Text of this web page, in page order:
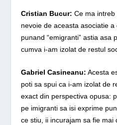
Cristian Bucur: Ce ma
nevoie de aceasta asociatie
punand “emigranti” astia
cumva i-am izolat de restul
Gabriel Casineanu: Acesta
poti sa spui ca i-am izolat de
exact din perspectiva opusa:
pe imigranti sa isi exprime
ce stiu, ii incurajam sa fie mai